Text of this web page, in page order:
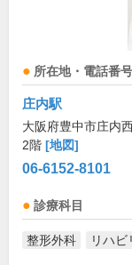
所在地・電話番号
庄内駅
大阪府豊中市庄内
2階 [地図]
06-6152-8101
診療科目
整形外科 リハ